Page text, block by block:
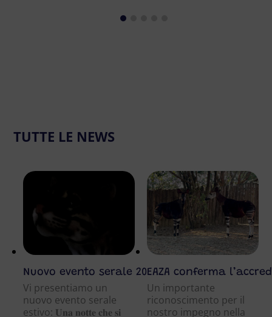
TUTTE LE NEWS
Nuovo evento serale 2026
Vi presentiamo un
nuovo evento serale
estivo: 𝐔𝐧𝐚 𝐧𝐨𝐭𝐭𝐞 𝐜𝐡𝐞 𝐬𝐢
EAZA conferma
Un importante
riconoscimento per il
nostro impegno nella